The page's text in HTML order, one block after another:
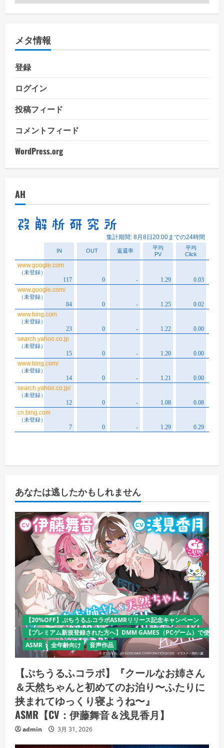
テ
ー
メタ情報
登録
ログイン
投稿フィード
コメントフィード
WordPress.org
AH
あなたは逃したかもしれません
【20%OFF】ぷちうるふコラボASMRリリース記念キャンペーン
【プレミアム新規登録された方へ】DMM GAMES（PCゲーム）で使え
ASMR
全年齢向け 音声作品
【ぷちうるふコラボ】『クールなお姉さん
＆天然ちゃんと初めてのお泊り〜ふたりに
挟まれてゆっくり寝ようね〜』
ASMR【CV：伊藤舞音＆浅見香月】
admin 3月 31, 2026